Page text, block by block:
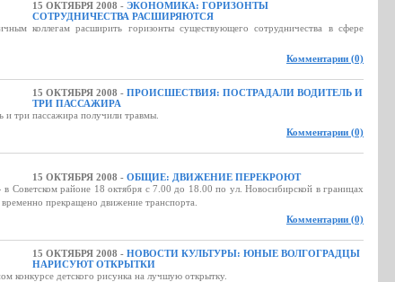
15 ОКТЯБРЯ 2008 - ЭКОНОМИКА: ГОРИЗОНТЫ
СОТРУДНИЧЕСТВА РАСШИРЯЮТСЯ
коллегам расширить горизонты существующего сотрудничества в сфере
Комментарии (0)
15 ОКТЯБРЯ 2008 - ПРОИСШЕСТВИЯ: ПОСТРАДАЛИ ВОДИТЕЛЬ И
ТРИ ПАССАЖИРА
три пассажира получили травмы.
Комментарии (0)
15 ОКТЯБРЯ 2008 - ОБЩИЕ: ДВИЖЕНИЕ ПЕРЕКРОЮТ
Советском районе 18 октября с 7.00 до 18.00 по ул. Новосибирской в границах
прекращено движение транспорта.
Комментарии (0)
15 ОКТЯБРЯ 2008 - НОВОСТИ КУЛЬТУРЫ: ЮНЫЕ ВОЛГОГРАДЦЫ
НАРИСУЮТ ОТКРЫТКИ
конкурсе детского рисунка на лучшую открытку.